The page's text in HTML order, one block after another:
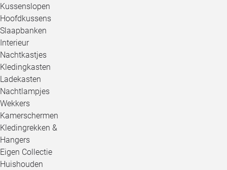
Kussenslopen
Hoofdkussens
Slaapbanken
Interieur
Nachtkastjes
Kledingkasten
Ladekasten
Nachtlampjes
Wekkers
Kamerschermen
Kledingrekken &
Hangers
Eigen Collectie
Huishouden